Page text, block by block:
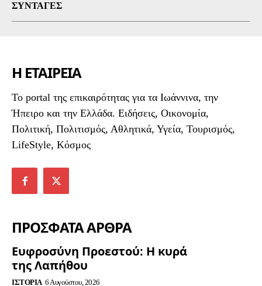
ΣΥΝΤΑΓΈΣ
Η ΕΤΑΙΡΕΙΑ
To portal της επικαιρότητας για τα Ιωάννινα, την
Ήπειρο και την Ελλάδα. Ειδήσεις, Οικονομία,
Πολιτική, Πολιτισμός, Αθλητικά, Υγεία, Τουρισμός,
LifeStyle, Κόσμος
ΠΡΟΣΦΑΤΑ ΑΡΘΡΑ
Ευφροσύνη Προεστού: Η κυρά
της Λαπήθου
ΙΣΤΟΡΊΑ 6 Αυγούστου, 2026